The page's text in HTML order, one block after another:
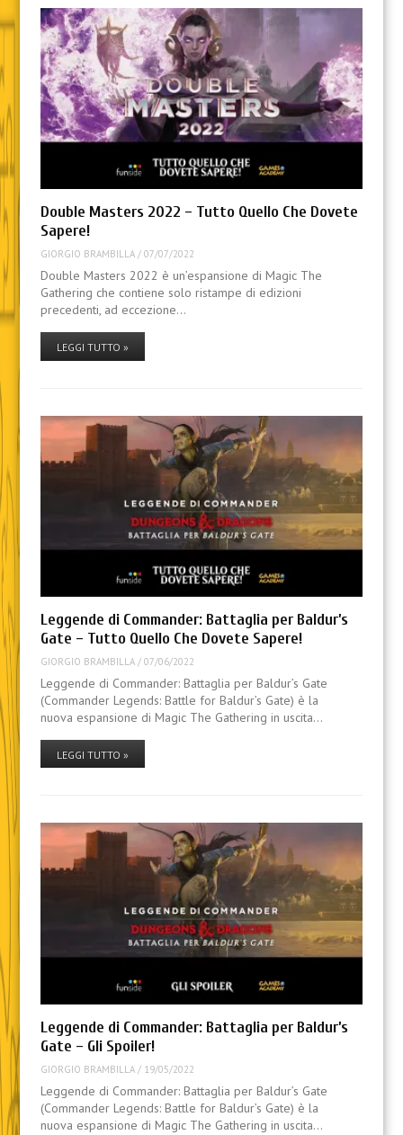
Double Masters 2022 – Tutto Quello Che Dovete
Sapere!
GIORGIO BRAMBILLA/ 07/07/2022
Double Masters 2022 è un’espansione di Magic The
Gathering che contiene solo ristampe di edizioni
precedenti, ad eccezione…
LEGGI TUTTO »
Leggende di Commander: Battaglia per Baldur’s
Gate – Tutto Quello Che Dovete Sapere!
GIORGIO BRAMBILLA/ 07/06/2022
Leggende di Commander: Battaglia per Baldur’s Gate
(Commander Legends: Battle for Baldur’s Gate) è la
nuova espansione di Magic The Gathering in uscita…
LEGGI TUTTO »
Leggende di Commander: Battaglia per Baldur’s
Gate – Gli Spoiler!
GIORGIO BRAMBILLA/ 19/05/2022
Leggende di Commander: Battaglia per Baldur’s Gate
(Commander Legends: Battle for Baldur’s Gate) è la
nuova espansione di Magic The Gathering in uscita…